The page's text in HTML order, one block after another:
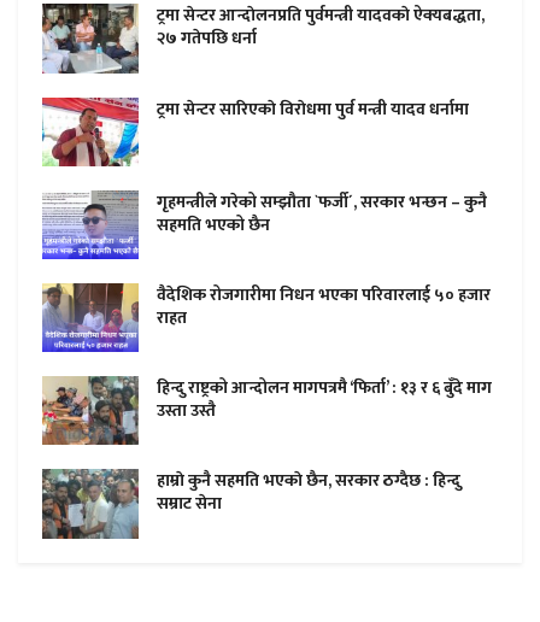
ट्रमा सेन्टर आन्दाेलनप्रति पुर्वमन्त्री यादवकाे ऐक्यबद्धता,
२७ गतेपछि धर्ना
ट्रमा सेन्टर सारिएकाे विराेधमा पुर्व मन्त्री यादव धर्नामा
गृहमन्त्रीले गरेको सम्झौता `फर्जी´, सरकार भन्छन – कुनै
सहमति भएको छैन
वैदेशिक रोजगारीमा निधन भएका परिवारलाई ५० हजार
राहत
हिन्दु राष्ट्रको आन्दोलन मागपत्रमै ‘फिर्ता’ : १३ र ६ बुँदे माग
उस्ता उस्तै
हाम्राे कुनै सहमति भएकाे छैन, सरकार ठग्दैछ : हिन्दु
सम्राट सेना